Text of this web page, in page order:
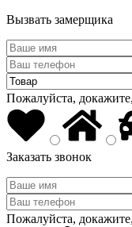
Вызвать замерщика
Пожалуйста,
Заказать звонок
Пожалуйста,